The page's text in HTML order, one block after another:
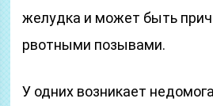
желудка и может быть
рвотными позывами.
У одних возникает